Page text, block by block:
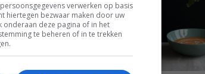
verwerken op basis
hiertegen bezwaar maken door uw
deze pagina of in het
te beheren of in te trekken